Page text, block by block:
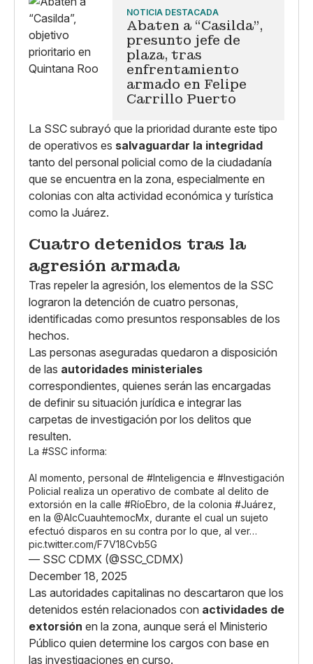
NOTICIA DESTACADA
Abaten a “Casilda”,
presunto jefe de
plaza, tras
enfrentamiento
armado en Felipe
Carrillo Puerto
La SSC subrayó que la prioridad durante este tipo
de operativos es salvaguardar la integridad
tanto del personal policial como de la ciudadanía
que se encuentra en la zona, especialmente en
colonias con alta actividad económica y turística
como la Juárez.
Cuatro detenidos tras la
agresión armada
Tras repeler la agresión, los elementos de la SSC
lograron la detención de cuatro personas,
identificadas como presuntos responsables de los
hechos.
Las personas aseguradas quedaron a disposición
de las autoridades ministeriales
correspondientes, quienes serán las encargadas
de definir su situación jurídica e integrar las
carpetas de investigación por los delitos que
resulten.
La #SSC informa:
Al momento, personal de #Inteligencia e #Investigación
Policial realiza un operativo de combate al delito de
extorsión en la calle #RíoEbro , de la colonia #Juárez
en la @AlcCuauhtemocMx , durante el cual un sujeto
efectuó disparos en su contra por lo que, al ver…
pic.twitter.com/F7V18Cvb5G
— SSC CDMX (@SSC_CDMX)
December 18, 2025
Las autoridades capitalinas no descartaron que los
detenidos estén relacionados con actividades de
extorsión en la zona, aunque será el Ministerio
Público quien determine los cargos con base en
las investigaciones en curso.